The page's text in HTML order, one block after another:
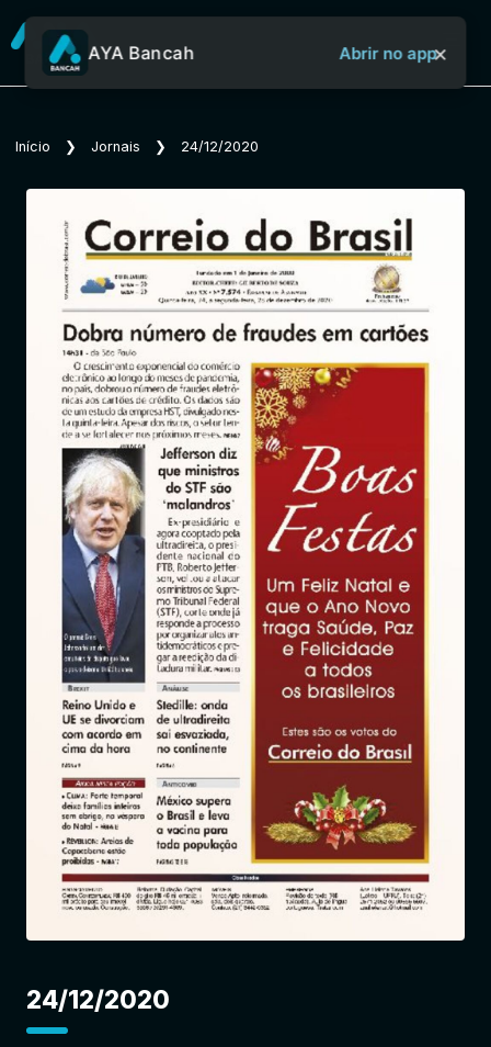
Sobre o Aya Bancah
Início
Revistas
Jornais
Notícias
Entrar
AYA Bancah Abrir no app×
Início ❯ Jornais ❯ 24/12/2020
24/12/2020